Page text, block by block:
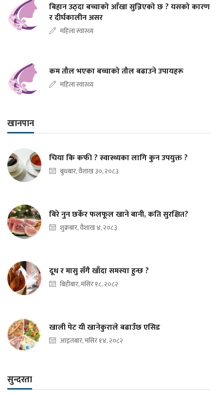
बिहान उठ्दा बच्चाको आँखा सुन्निएको छ ? यसको कारण
र दीर्घकालीन असर
महिला स्वास्थ्य
कम तौल भएका बच्चाको तौल बढाउने उपायहरू
महिला स्वास्थ्य
खानपान
चिया कि कफी ? स्वास्थ्यका लागि कुन उपयुक्त ?
बुधबार, वैशाख ३०, २०८३
बिरे नुन छर्केर फलफूल खाने बानी, कति सुरक्षित?
शुक्रबार, वैशाख ४, २०८३
दूध र मासु सँगै खाँदा समस्या हुन्छ ?
बिहीबार, मंसिर १८, २०८२
खाली पेट यी खानेकुराले बढाउँछ एसिड
आइतबार, मंसिर १४, २०८२
सुन्दरता